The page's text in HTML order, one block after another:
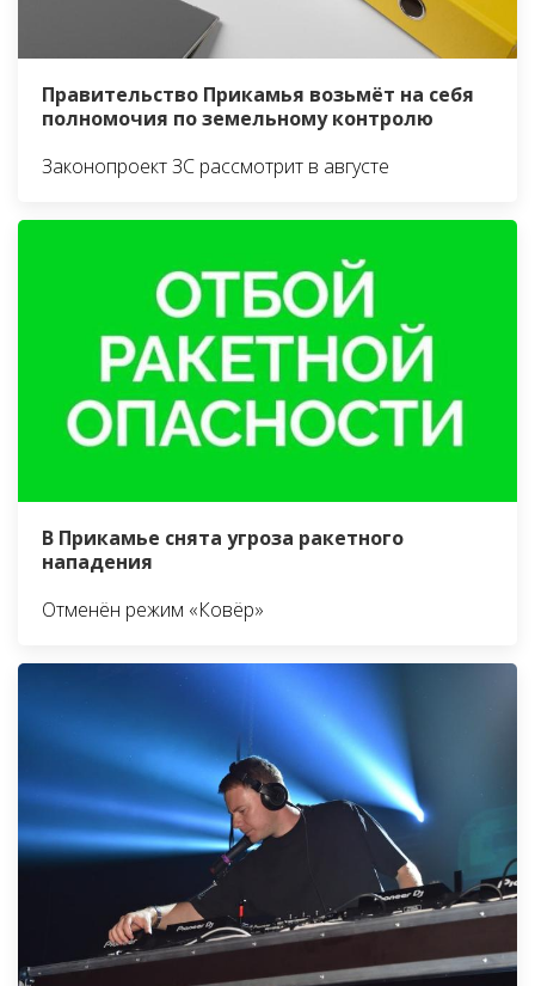
Правительство Прикамья возьмёт на себя
полномочия по земельному контролю
Законопроект ЗС рассмотрит в августе
В Прикамье снята угроза ракетного
нападения
Отменён режим «Ковёр»